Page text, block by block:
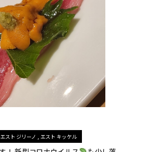
エスト ジリーノ エスト キッケル